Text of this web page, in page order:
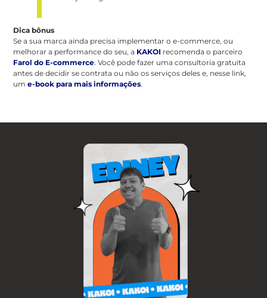
Dica bônus
Se a sua marca ainda precisa implementar o e-commerce, ou
melhorar a performance do seu, a KAKOI recomenda o parceiro
Farol do E-commerce. Você pode fazer uma consultoria gratuita
antes de decidir se contrata ou não os serviços deles e, nesse link,
ume-book para mais informações.